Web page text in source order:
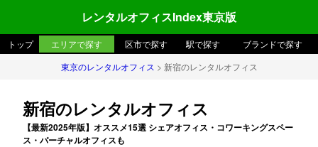
レンタルオフィスIndex東京版
トップ エリアで探す 区市で探す 駅で探す
ブランドで探す
東京のレンタルオフィス > 新宿のレンタルオフィス
新宿のレンタルオフィス
【最新2025年版】オススメ15選 シェアオフィス・コワーキングスペー
ス・バーチャルオフィスも